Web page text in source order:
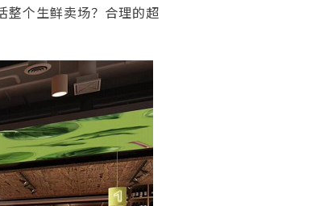
整个生鲜卖场？合理的超